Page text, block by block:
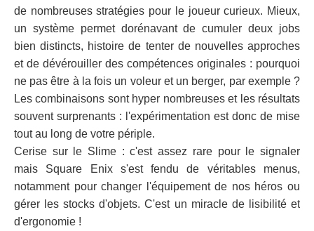
de nombreuses stratégies pour le joueur curieux. Mieux,
un système permet dorénavant de cumuler deux jobs
bien distincts, histoire de tenter de nouvelles approches
et de dévérouiller des compétences originales : pourquoi
ne pas être à la fois un voleur et un berger, par exemple ?
Les combinaisons sont hyper nombreuses et les résultats
souvent surprenants : l'expérimentation est donc de mise
tout au long de votre périple.
Cerise sur le Slime : c'est assez rare pour le signaler
mais Square Enix s'est fendu de véritables menus,
notamment pour changer l'équipement de nos héros ou
gérer les stocks d'objets. C'est un miracle de lisibilité et
d'ergonomie !